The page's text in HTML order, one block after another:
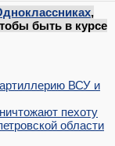
,
быть в курсе
ВСУ и
пехоту
области